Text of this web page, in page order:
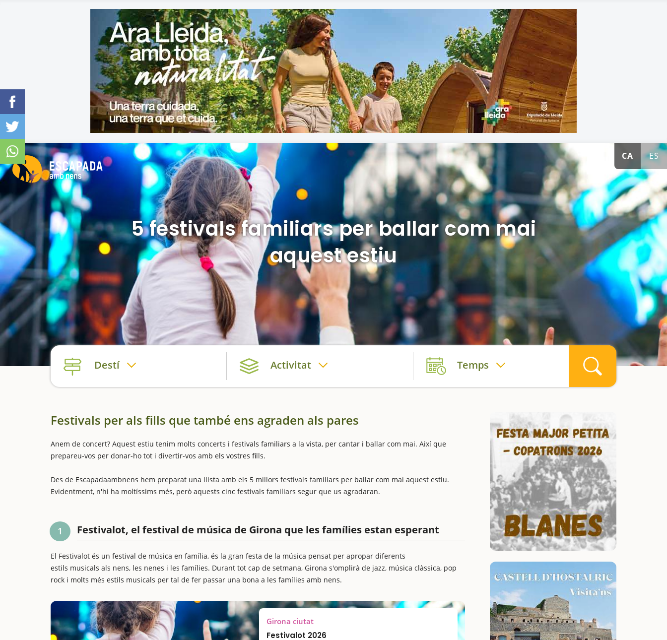
CA ES
5 festivals familiars per ballar com mai
aquest estiu
Destí Activitat Temps
Festivals per als fills que també ens agraden als pares
Anem de concert? Aquest estiu tenim molts concerts i festivals familiars a la vista, per cantar i ballar com mai. Així que
prepareu-vos per donar-ho tot i divertir-vos amb els vostres fills.
Des de Escapadaambnens hem preparat una llista amb els 5 millors festivals familiars per ballar com mai aquest estiu.
Evidentment, n'hi ha moltíssims més, però aquests cinc festivals familiars segur que us agradaran.
1 Festivalot, el festival de música de Girona que les famílies estan esperant
El Festivalot és un festival de música en família, és la gran festa de la música pensat per apropar diferents
estils musicals als nens, les nenes i les famílies. Durant tot cap de setmana, Girona s'omplirà de jazz, música clàssica, pop
rock i molts més estils musicals per tal de fer passar una bona a les famílies amb nens.
Girona ciutat
Festivalot 2026